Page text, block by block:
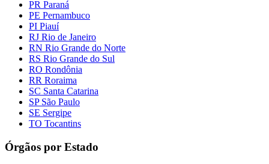
PR Paraná
PE Pernambuco
PI Piauí
RJ Rio de Janeiro
RN Rio Grande do Norte
RS Rio Grande do Sul
RO Rondônia
RR Roraima
SC Santa Catarina
SP São Paulo
SE Sergipe
TO Tocantins
Órgãos por Estado